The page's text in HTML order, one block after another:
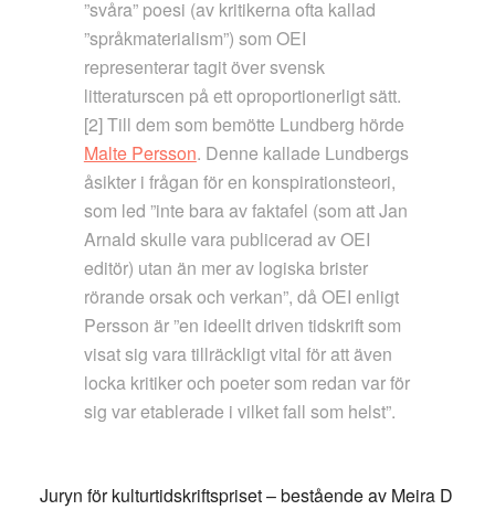
”svåra” poesi (av kritikerna ofta kallad
”språkmaterialism”) som OEI
representerar tagit över svensk
litteraturscen på ett oproportionerligt sätt.
[2] Till dem som bemötte Lundberg hörde
Malte Persson. Denne kallade Lundbergs
åsikter i frågan för en konspirationsteori,
som led ”inte bara av faktafel (som att Jan
Arnald skulle vara publicerad av OEI
editör) utan än mer av logiska brister
rörande orsak och verkan”, då OEI enligt
Persson är ”en ideellt driven tidskrift som
visat sig vara tillräckligt vital för att även
locka kritiker och poeter som redan var för
sig var etablerade i vilket fall som helst”.
Juryn för kulturtidskriftspriset – bestående av Meira D